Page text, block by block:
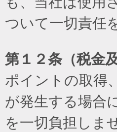
ついて一切責任
第１２条（税金
ポイントの取得
が発生する場合
を一切負担しま